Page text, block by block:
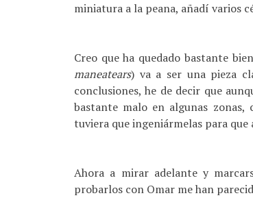
miniatura a la peana, añadí varios
Creo que ha quedado bastante
maneatears) va a ser una pieza
conclusiones, he de decir que
bastante malo en algunas zonas,
tuviera que ingeniármelas para que
Ahora a mirar adelante y
probarlos con Omar me han